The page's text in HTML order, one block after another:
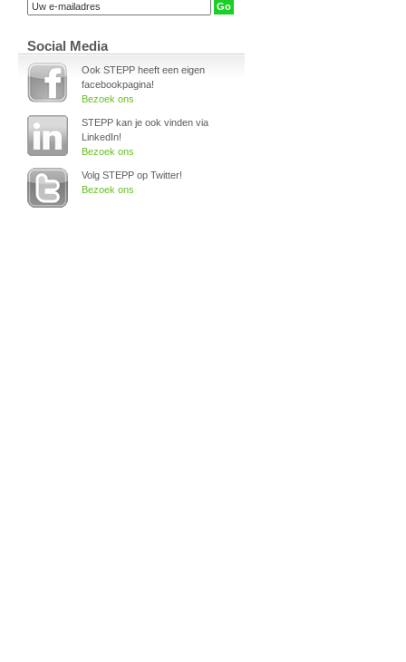
Social Media
Ook STEPP heeft een eigen
facebookpagina!
Bezoek ons
STEPP kan je ook vinden via
LinkedIn!
Bezoek ons
Volg STEPP op Twitter!
Bezoek ons